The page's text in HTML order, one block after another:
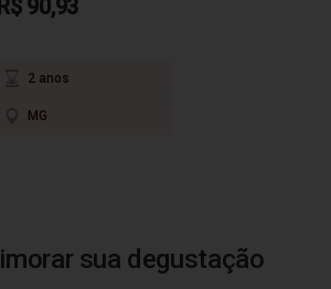
R$ 90,93
2 anos
MG
sua degustação